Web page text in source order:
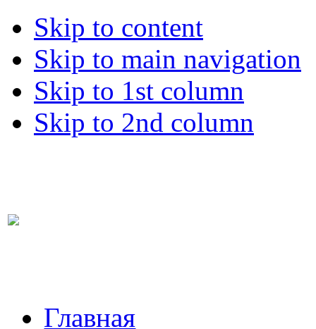
Skip to content
Skip to main navigation
Skip to 1st column
Skip to 2nd column
Главная